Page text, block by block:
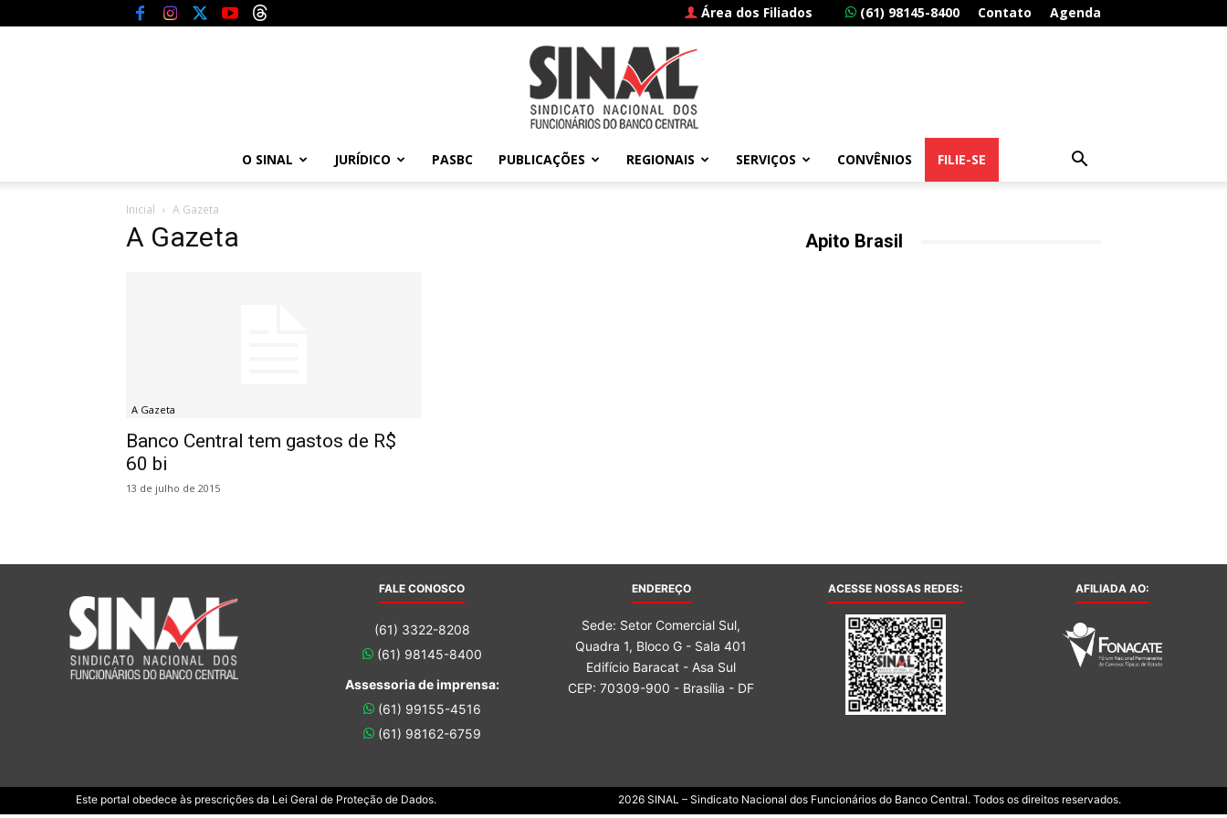
Área dos Filiados (61) 98145-8400 Contato Agenda
dos
O SINAL JURÍDICO PASBC PUBLICAÇÕES REGIONAIS SERVIÇOS CONVÊNIOS FILIE-SE
Inicial A Gazeta
A Gazeta
A Gazeta
Banco Central tem gastos de R$
60 bi
13 de julho de 2015
Apito Brasil
FALE CONOSCO
(61) 3322-8208
(61) 98145-8400
Assessoria de imprensa:
(61) 99155-4516
(61) 98162-6759
ENDEREÇO
Sede: Setor Comercial Sul,
Quadra 1, Bloco G - Sala 401
Edifício Baracat - Asa Sul
CEP: 70309-900 - Brasília - DF
ACESSE NOSSAS REDES: AFILIADA AO:
Este portal obedece às prescrições da Lei Geral de Proteção de Dados. 2026 SINAL – Sindicato Nacional dos Funcionários do Banco Central. Todos os direitos reservados.